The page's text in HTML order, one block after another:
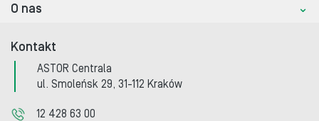
O nas
Kontakt
ASTOR Centrala
ul. Smoleńsk 29, 31-112 Kraków
12 428 63 00